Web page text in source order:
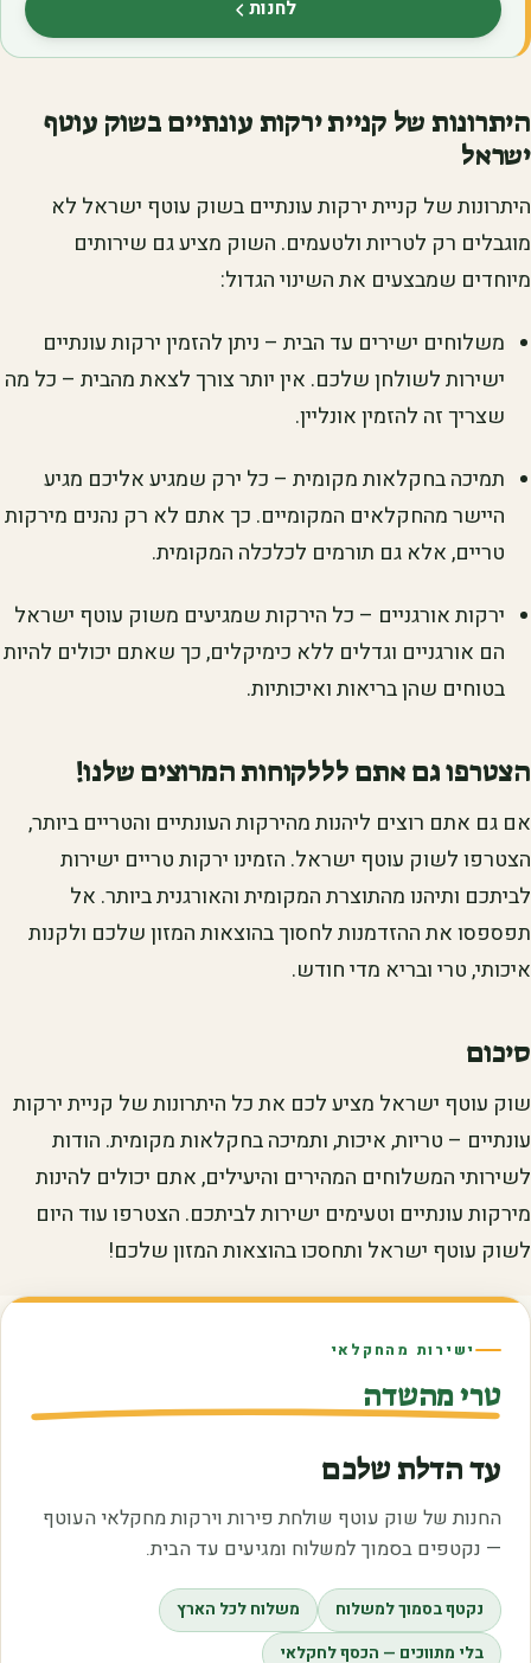
לחנות(נפתח בלשונית חדשה)
היתרונות של קניית ירקות עונתיים בשוק עוטף
ישראל
היתרונות של קניית ירקות עונתיים בשוק עוטף ישראל לא
מוגבלים רק לטריות ולטעמים. השוק מציע גם שירותים
מיוחדים שמבצעים את השינוי הגדול:
משלוחים ישירים עד הבית – ניתן להזמין ירקות עונתיים
ישירות לשולחן שלכם. אין יותר צורך לצאת מהבית – כל מה
שצריך זה להזמין אונליין.
תמיכה בחקלאות מקומית – כל ירק שמגיע אליכם מגיע
היישר מהחקלאים המקומיים. כך אתם לא רק נהנים מירקות
טריים, אלא גם תורמים לכלכלה המקומית.
ירקות אורגניים – כל הירקות שמגיעים משוק עוטף ישראל
הם אורגניים וגדלים ללא כימיקלים, כך שאתם יכולים להיות
בטוחים שהן בריאות ואיכותיות.
הצטרפו גם אתם לללקוחות המרוצים שלנו!
אם גם אתם רוצים ליהנות מהירקות העונתיים והטריים ביותר,
הצטרפו לשוק עוטף ישראל. הזמינו ירקות טריים ישירות
לביתכם ותיהנו מהתוצרת המקומית והאורגנית ביותר. אל
תפספסו את ההזדמנות לחסוך בהוצאות המזון שלכם ולקנות
איכותי, טרי ובריא מדי חודש.
סיכום
שוק עוטף ישראל מציע לכם את כל היתרונות של קניית ירקות
עונתיים – טריות, איכות, ותמיכה בחקלאות מקומית. הודות
לשירותי המשלוחים המהירים והיעילים, אתם יכולים להינות
מירקות עונתיים וטעימים ישירות לביתכם. הצטרפו עוד היום
לשוק עוטף ישראל ותחסכו בהוצאות המזון שלכם!
ישירות מהחקלאי
טרי מהשדה
עד הדלת שלכם
החנות של שוק עוטף שולחת פירות וירקות מחקלאי העוטף
— נקטפים בסמוך למשלוח ומגיעים עד הבית.
נקטף בסמוך למשלוח
משלוח לכל הארץ
בלי מתווכים — הכסף לחקלאי